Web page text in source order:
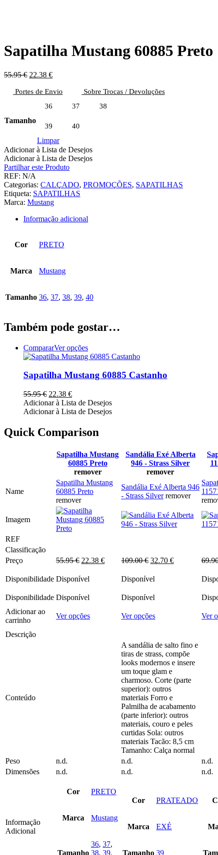
Sapatilha Mustang 60885 Preto
55.95€ O
original
55.95 €.
22.38 €O
atual
22.38 €.
Portes de Envio Sobre Trocas / Devoluções
Tamanho
36 37 38
39 40
Limpar
Adicionar à Lista de Desejos
Adicionar à Lista de Desejos
Partilhar este Produto
REF: N/A
Categorias: CALÇADO, PROMOÇÕES, SAPATILHAS
Etiqueta: SAPATILHAS
Marca: Mustang
Informação adicional
Cor PRETO
Marca Mustang
Tamanho 36, 37, 38, 39, 40
Também pode gostar…
CompararVer opçõesThis
product
multiple
variants.
options
may
on
product
page
Sapatilha Mustang 60885 Castanho
55.95€ O
preço
original
22.38 €O
preço
atual
22.38 €.
Adicionar à Lista de Desejos
Adicionar à Lista de Desejos
Quick Comparison
Sapatilha Mustang
60885 Preto
remover
Sandália Exé Alberta
946 - Strass Silver
remover
Name
Sapatilha Mustang
60885 Preto
remover
Sandália Exé Alberta 946
- Strass Silver remover
Imagem
REF
Classificação
Preço
55.95€ O
original
55.95 €.
22.38 €O
22.38 €.
109.00€ O
original
109.00 €.
32.70 €O
Disponibilidade Disponível Disponível
Disponibilidade Disponível Disponível
Adicionar ao
carrinho
Ver opçõesThis
Ver opçõesThis
multiple
variants.
The
options
may
be
chosen
on
the
product
page
Ver
Descrição
Conteúdo
A sandália de salto fino e
tiras de strass, compõe
looks modernos e insere
um toque glam e
charmoso. Corte (parte
superior): outros
materiais Forro e
Palmilha de acabamento
(parte inferior): outros
materiais, couro e peles
curtidas Sola: outros
materiais Tacão: 8,5 cm
Tamanho: Calça normal
Peso
n.d. n.d.
n.d.
Dimensões
n.d. n.d. n.d.
Informação
Adicional
Cor PRETO
Marca Mustang
Tamanho
36, 37,
38, 39,
Cor PRATEADO
Marca EXÉ
Tamanho 39